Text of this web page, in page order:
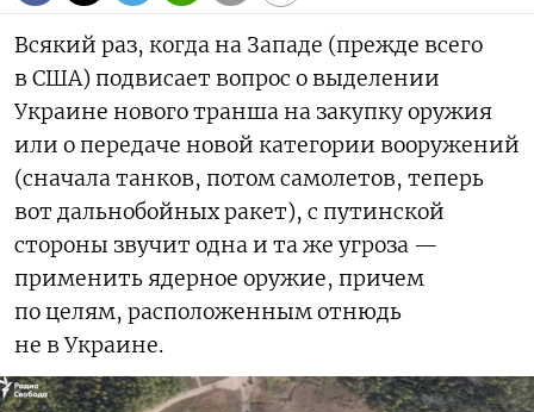
Всякий раз, когда на Западе (прежде всего
в США) подвисает вопрос о выделении
Украине нового транша на закупку оружия
или о передаче новой категории вооружений
(сначала танков, потом самолетов, теперь
вот дальнобойных ракет), с путинской
стороны звучит одна и та же угроза —
применить ядерное оружие, причем
по целям, расположенным отнюдь
не в Украине.